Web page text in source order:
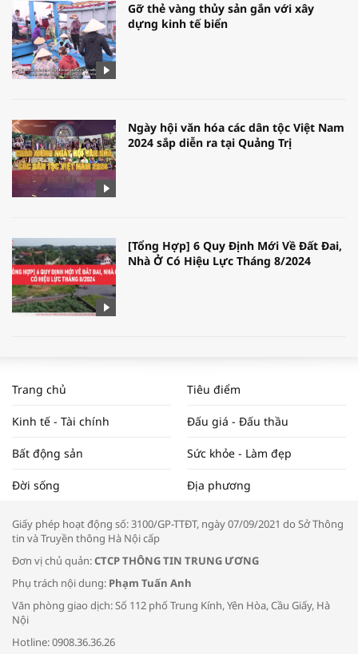
Gỡ thẻ vàng thủy sản gắn với xây
dựng kinh tế biển
Ngày hội văn hóa các dân tộc Việt Nam
2024 sắp diễn ra tại Quảng Trị
[Tổng Hợp] 6 Quy Định Mới Về Đất Đai,
Nhà Ở Có Hiệu Lực Tháng 8/2024
NAM NĂM 2024 VÀ NĂM 2025 | NHỊP
ĐẬP THỊ TRƯỜNG #62
Tọa đàm “Xúc tiến thương mại: Khơi
Bác sĩ tư vấn cách phòng tránh bệnh
đường hô hấp trong thời tiết giao mùa
Trang chủ Tiêu điểm
Kinh tế - Tài chính Đấu giá - Đấu thầu
Bất động sản Sức khỏe - Làm đẹp
Đời sống Địa phương
Giấy phép hoạt động số: 3100/GP-TTĐT, ngày 07/09/2021 do Sở Thông
tin và Truyền thông Hà Nội cấp
Đơn vị chủ quản:CTCP THÔNG TIN TRUNG ƯƠNG
Phụ trách nội dung: Phạm Tuấn Anh
Văn phòng giao dịch: Số 112 phố Trung Kính, Yên Hòa, Cầu Giấy, Hà
Nội
Hotline: 0908.36.36.26